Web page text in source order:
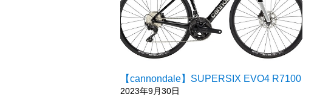
【cannondale】SUPERSIX EVO4 R7100
2023年9月30日